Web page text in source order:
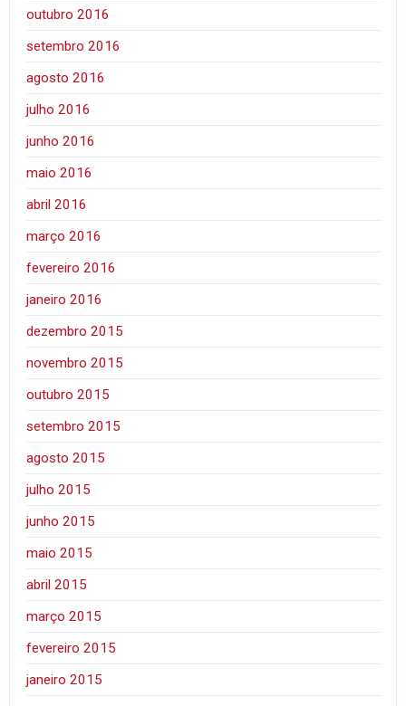
outubro 2016
setembro 2016
agosto 2016
julho 2016
junho 2016
maio 2016
abril 2016
março 2016
fevereiro 2016
janeiro 2016
dezembro 2015
novembro 2015
outubro 2015
setembro 2015
agosto 2015
julho 2015
junho 2015
maio 2015
abril 2015
março 2015
fevereiro 2015
janeiro 2015